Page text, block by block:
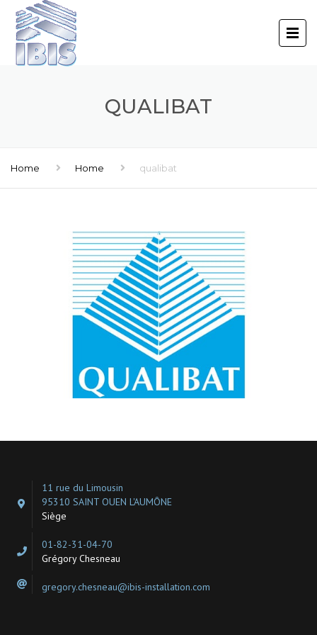
QUALIBAT
Home Home qualibat
11 rue du Limousin
95310 SAINT OUEN L'AUMÔNE
Siège
01-82-31-04-70
Grégory Chesneau
gregory.chesneau@ibis-installation.com